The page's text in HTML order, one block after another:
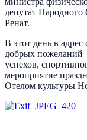
депутат
Ренат.
В этот день в
добрых пожеланий
успехов,
мероприятие
Отелом культуры